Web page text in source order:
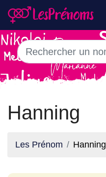
Hanning
Les Prénom Hanning